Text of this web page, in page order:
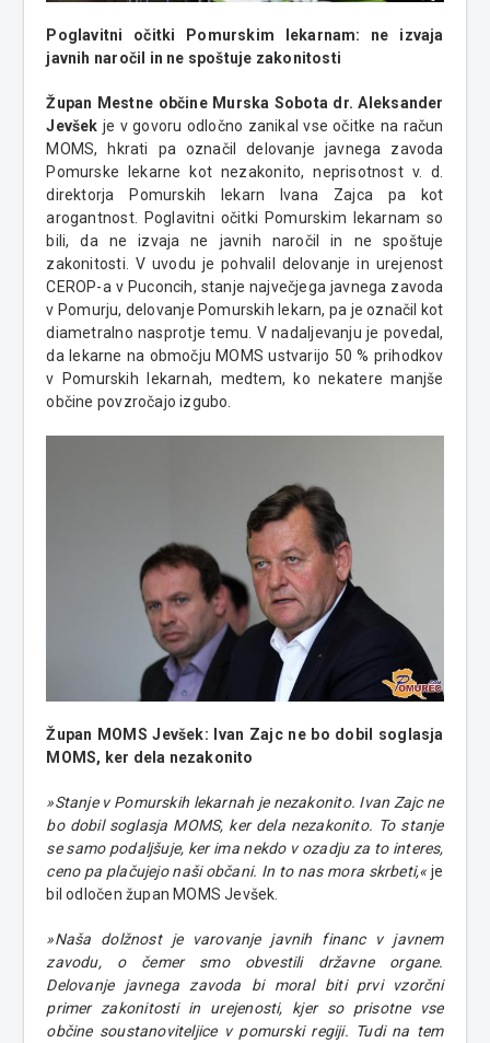
Poglavitni očitki Pomurskim lekarnam: ne izvaja
javnih naročil in ne spoštuje zakonitosti
Župan Mestne občine Murska Sobota dr. Aleksander
Jevšek je v govoru odločno zanikal vse očitke na račun
MOMS, hkrati pa označil delovanje javnega zavoda
Pomurske lekarne kot nezakonito, neprisotnost v. d.
direktorja Pomurskih lekarn Ivana Zajca pa kot
arogantnost. Poglavitni očitki Pomurskim lekarnam so
bili, da ne izvaja ne javnih naročil in ne spoštuje
zakonitosti. V uvodu je pohvalil delovanje in urejenost
CEROP-a v Puconcih, stanje največjega javnega zavoda
v Pomurju, delovanje Pomurskih lekarn, pa je označil kot
diametralno nasprotje temu. V nadaljevanju je povedal,
da lekarne na območju MOMS ustvarijo 50 % prihodkov
v Pomurskih lekarnah, medtem, ko nekatere manjše
občine povzročajo izgubo.
Župan MOMS Jevšek: Ivan Zajc ne bo dobil soglasja
MOMS, ker dela nezakonito
»Stanje v Pomurskih lekarnah je nezakonito. Ivan Zajc ne
bo dobil soglasja MOMS, ker dela nezakonito. To stanje
se samo podaljšuje, ker ima nekdo v ozadju za to interes,
ceno pa plačujejo naši občani. In to nas mora skrbeti,«je
bil odločen župan MOMS Jevšek.
»Naša dolžnost je varovanje javnih financ v javnem
zavodu, o čemer smo obvestili državne organe.
Delovanje javnega zavoda bi moral biti prvi vzorčni
primer zakonitosti in urejenosti, kjer so prisotne vse
občine soustanoviteljice v pomurski regiji. Tudi na tem